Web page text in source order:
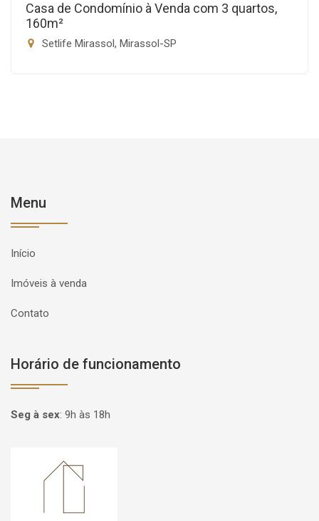
Casa de Condomínio à Venda com 3 quartos,
160m²
Setlife Mirassol, Mirassol-SP
Menu
Início
Imóveis à venda
Contato
Horário de funcionamento
Seg à sex: 9h às 18h
Página inicial